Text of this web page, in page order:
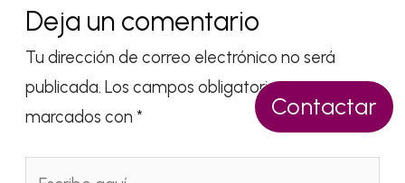
Contactar
Deja un comentario
Tu dirección de correo electrónico no será
publicada. Los campos obligatorios están
marcados con*